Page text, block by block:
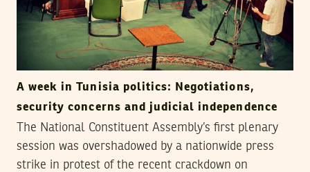
A week in Tunisia politics: Negotiations,
security concerns and judicial independence
The National Constituent Assembly’s first plenary
session was overshadowed by a nationwide press
strike in protest of the recent crackdown on